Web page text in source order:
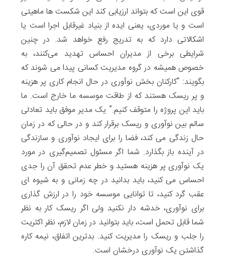
قوی این است که بتواند ارزیابی کند این شکست ها ماهیتی
است و یا موردی، یعنی ایده از بنیاد غیرقابل اجرا است یا
اشکالاتی دارد که به تدریج رفع خواهد شد. در چنین
شرایطی برخی از مدیران احساس تهدید می‌کنند، به
خصوص همیشه در گروه مدیریت کسانی پیدا می شوند که
بگویند: “کارکنان بخش نوآوری در حال انجام کاری پر هزینه
و پر ریسک هستند که از طاقت موسسه ما خارج است. ما
باید این پروژه را متوقف کنیم.” یک مدیر موفق باید تعادلی
سالم بین نوآوری و ریسک برقرار کند و در حالی که در زمان
حال زندگی می کند، فضا را برای ایجاد نوآوری و سازندگی
در آینده باز بگذارد. شما اگر مسئول تصمیم‌گیری در مورد
یک نوآوری پر هزینه هستید و خطر عدم تحقق آن را جدی
احساس می کنید، باید بدانید در چه زمانی و به شیوه ای
عقب گرد کنید، تا توانایی موسسه خود را در ارزش گذاری
برای نوآوری، خدشه دار نکنید ولی اگر ریسک کار به نظر
شما قابل تحمل است، باید بتوانید در زمان لازم، نظر اکثریت
را جلب و ریسک را مدیریت کنید. بدترین اتفاق، نیمه کاره
گذاشتن یک نوآوری درخشان است.